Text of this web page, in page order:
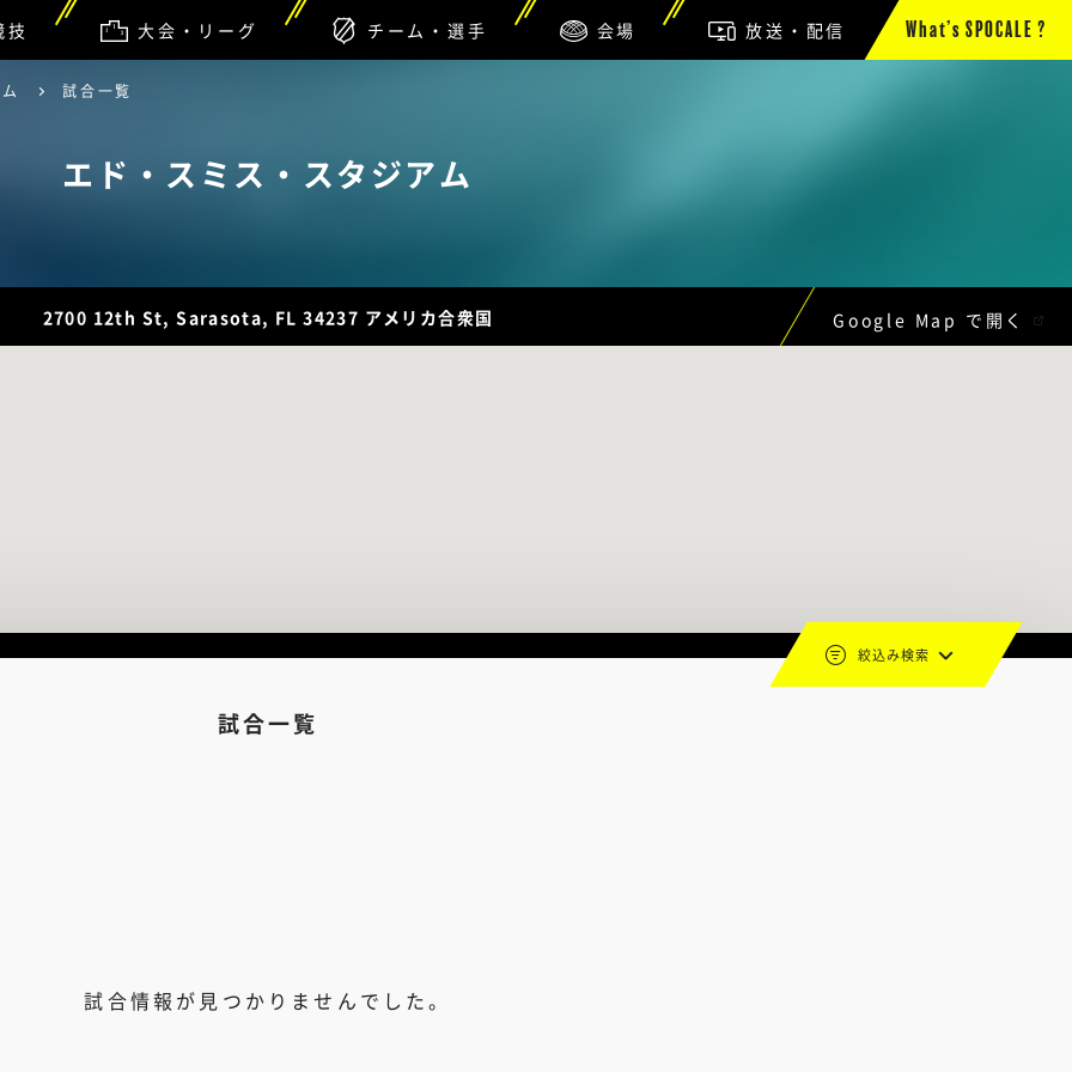
技 大会・リーグ チーム・選手 会場 放送・配信 What’s SPOCALE ?
試合一覧
エド・スミス・スタジアム
2700 12th St, Sarasota, FL 34237 アメリカ合衆国 Google Map で開く
試合一覧
絞込み検索
試合情報が見つかりませんでした。